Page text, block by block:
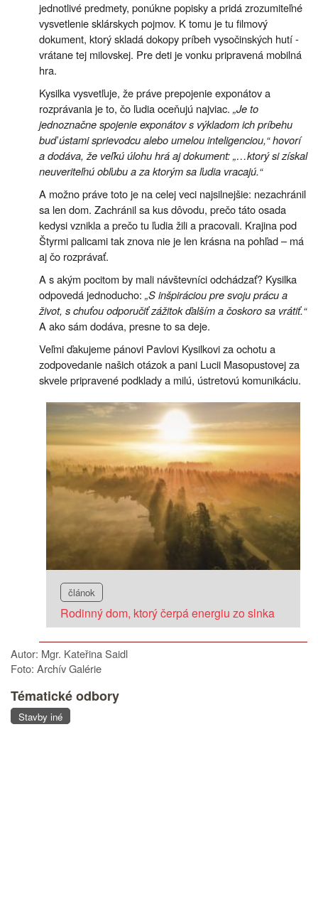
jednotlivé predmety, ponúkne popisky a pridá zrozumiteľné
vysvetlenie sklárskych pojmov. K tomu je tu filmový
dokument, ktorý skladá dokopy príbeh vysočinských hutí -
vrátane tej milovskej. Pre deti je vonku pripravená mobilná
hra.
Kysilka vysvetľuje, že práve prepojenie exponátov a
rozprávania je to, čo ľudia oceňujú najviac. „Je to
jednoznačne spojenie exponátov s výkladom ich príbehu
buď ústami sprievodcu alebo umelou inteligenciou,“ hovorí
a dodáva, že veľkú úlohu hrá aj dokument: „…ktorý si získal
neuveriteľnú obľubu a za ktorým sa ľudia vracajú.“
A možno práve toto je na celej veci najsilnejšie: nezachránil
sa len dom. Zachránil sa kus dôvodu, prečo táto osada
kedysi vznikla a prečo tu ľudia žili a pracovali. Krajina pod
Štyrmi palicami tak znova nie je len krásna na pohľad – má
aj čo rozprávať.
A s akým pocitom by mali návštevníci odchádzať? Kysilka
odpovedá jednoducho: „S inšpiráciou pre svoju prácu a
život, s chuťou odporučiť zážitok ďalším a čoskoro sa vrátiť.“
A ako sám dodáva, presne to sa deje.
Veľmi ďakujeme pánovi Pavlovi Kysilkovi za ochotu a
zodpovedanie našich otázok a pani Lucii Masopustovej za
skvele pripravené podklady a milú, ústretovú komunikáciu.
článok
Rodinný dom, ktorý čerpá energiu zo slnka
Autor: Mgr. Kateřina Saidl
Foto: Archív Galérie
Tématické odbory
Stavby iné